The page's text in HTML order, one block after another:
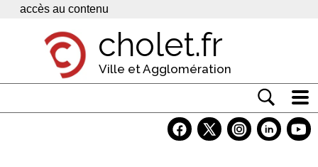
Panneau de gestion des cookies
accès au contenu
cholet.fr
Ville et Agglomération